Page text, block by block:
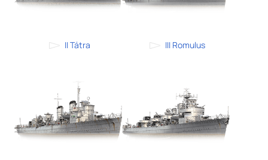
II Tátra III Romulus